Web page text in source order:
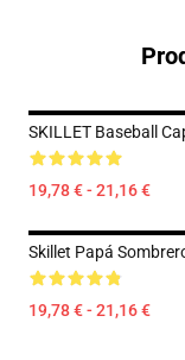
SKILLET Baseball
19,78 € - 21,16 €
Skillet Papá
19,78 € - 21,16 €